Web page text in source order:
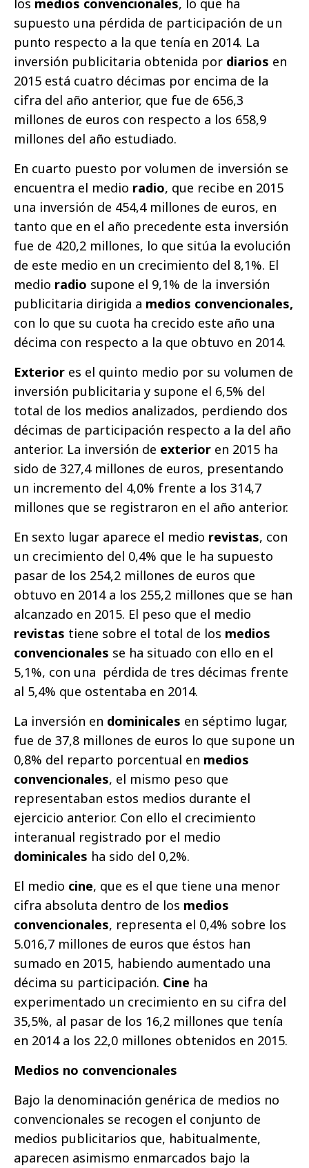
los medios convencionales, lo que ha
supuesto una pérdida de participación de un
punto respecto a la que tenía en 2014. La
inversión publicitaria obtenida por diarios en
2015 está cuatro décimas por encima de la
cifra del año anterior, que fue de 656,3
millones de euros con respecto a los 658,9
millones del año estudiado.
En cuarto puesto por volumen de inversión se
encuentra el medio radio, que recibe en 2015
una inversión de 454,4 millones de euros, en
tanto que en el año precedente esta inversión
fue de 420,2 millones, lo que sitúa la evolución
de este medio en un crecimiento del 8,1%. El
medio radio supone el 9,1% de la inversión
publicitaria dirigida a medios convencionales,
con lo que su cuota ha crecido este año una
décima con respecto a la que obtuvo en 2014.
Exterior es el quinto medio por su volumen de
inversión publicitaria y supone el 6,5% del
total de los medios analizados, perdiendo dos
décimas de participación respecto a la del año
anterior. La inversión de exterior en 2015 ha
sido de 327,4 millones de euros, presentando
un incremento del 4,0% frente a los 314,7
millones que se registraron en el año anterior.
En sexto lugar aparece el medio revistas, con
un crecimiento del 0,4% que le ha supuesto
pasar de los 254,2 millones de euros que
obtuvo en 2014 a los 255,2 millones que se han
alcanzado en 2015. El peso que el medio
revistas tiene sobre el total de los medios
convencionales se ha situado con ello en el
5,1%, con una pérdida de tres décimas frente
al 5,4% que ostentaba en 2014.
La inversión en dominicales en séptimo lugar,
fue de 37,8 millones de euros lo que supone un
0,8% del reparto porcentual en medios
convencionales, el mismo peso que
representaban estos medios durante el
ejercicio anterior. Con ello el crecimiento
interanual registrado por el medio
dominicales ha sido del 0,2%.
El medio cine, que es el que tiene una menor
cifra absoluta dentro de los medios
convencionales, representa el 0,4% sobre los
5.016,7 millones de euros que éstos han
sumado en 2015, habiendo aumentado una
décima su participación. Cine ha
experimentado un crecimiento en su cifra del
35,5%, al pasar de los 16,2 millones que tenía
en 2014 a los 22,0 millones obtenidos en 2015.
Medios no convencionales
Bajo la denominación genérica de medios no
convencionales se recogen el conjunto de
medios publicitarios que, habitualmente,
aparecen asimismo enmarcados bajo la